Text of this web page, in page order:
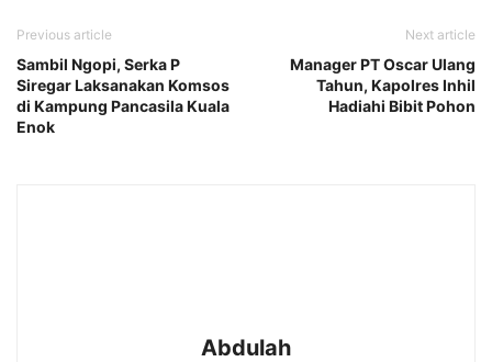
Previous article
Sambil Ngopi, Serka P
Siregar Laksanakan Komsos
di Kampung Pancasila Kuala
Enok
Next article
Manager PT Oscar Ulang
Tahun, Kapolres Inhil
Hadiahi Bibit Pohon
Abdulah